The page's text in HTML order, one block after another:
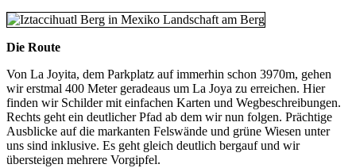
Die Route
Von La Joyita, dem Parkplatz auf immerhin schon 3970m, gehen
wir erstmal 400 Meter geradeaus um La Joya zu erreichen. Hier
finden wir Schilder mit einfachen Karten und Wegbeschreibungen.
Rechts geht ein deutlicher Pfad ab dem wir nun folgen. Prächtige
Ausblicke auf die markanten Felswände und grüne Wiesen unter
uns sind inklusive. Es geht gleich deutlich bergauf und wir
übersteigen mehrere Vorgipfel.